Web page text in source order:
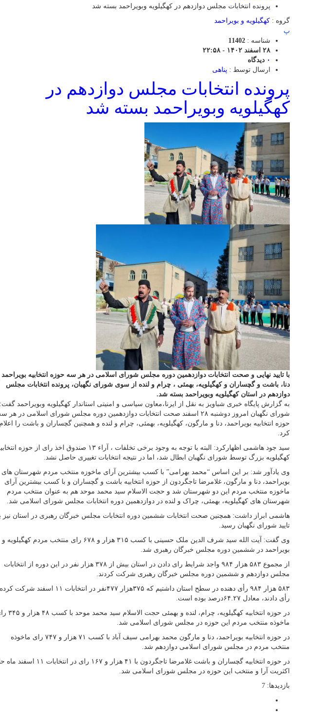
پرونده انتخابات مجلس دوازدهم در کهگیلویه وبویراحمد بسته شد
گروه : کهگیلویه و بویراحمد
پ
شناسه : 11402
۲۸ اسفند ۱۴۰۲ - ۲۲:۵۸
۰ دیدگاه
ارسال توسط : پناهی
پرونده انتخابات مجلس دوازدهم در
کهگیلویه وبویراحمد بسته شد
با تایید نهایی و صحت انتخابات دوازدهمین دوره مجلس شورای اسلامی در هر سه حوزه انتخابیه بویراحمد
دنا، باشت و گچساران و کهگیلویه، بهمئی ، چرام و لنده از سوی شورای نگهبان، پرونده انتخابات مجلس
دوازدهم در استان کهگیلویه وبویراحمد بسته شد.
به گزارش پایگاه خبری شباویز به نقل از ایرنا،معاون سیاسی و امنیتی استاندار کهگیلویه وبویراحمد گفت:
شورای نگهبان امروز دوشنبه ۲۸ اسفند صحت انتخابات دوازدهمین دوره مجلس شورای اسلامی در هر
حوزه انتخابیه بویراحمد، دنا و مارگون، کهگیلویه، بهمئی، چرام و لنده و همچنین گچساران و باشت را اعلام
کرد.
سید جود هاشمی اظهارکرد: البته با توجه به وجود برخی تخلفات ، آراء ۱۳ صندوق اخذ رای از حوزه
کهگیلویه بزرگ توسط شورای نگهبان ابطال شد، اما در نتیجه انتخابات تغییری حاصل نشد.
وی یادآور شد: بر این اساس “محمد بهرامی” با کسب بیشترین آرای ماخوزه منتخب مردم شهرستان های
بویراحمد، دنا و مارگون، غلامرضا تاجگردون از حوزه انتخابیه باشت و گچساران و با کسب بیشترین آرای
ماخوزه منتخب مردم این دو شهرستان شد و حجت الاسلام سید محمد موحد هم به عنوان منتخب مردم
شهرستان های کهگیلویه، بهمئی، چراک و لنده در دوازدهمین دوره انتخابات مجلس شورای اسلامی شد.
هاشمی ابراز داشت: همچنین صحت انتخابات ششمین دوره انتخابات مجلس خبرگان رهبری در استان نیز
تایید شورای نگهبان رسید.
وی گفت: آیت الله سید شرف الدین ملک حسینی با کسب ۳۱۵ هزار و ۶۷۸ رای منتخب مردم کهگیلویه و
بویراحمد در ششمین دوره مجلس خبرگان رهبری شد.
از مجموع ۵۸۳ هزار ۹۸۴ واجد شرایط رای دادن در استان بیش از ۳۷۸ هزار نفر در این دوره از انتخابات
مجلس دوازدهم و ششمین دوره مجلس خبرگان رهبری شرکت کردند.
۵۸۳ هزار ۹۸۴ رأی دهنده در سطح استان داشتیم که ۳۷۵هزار ۴۷۷نفر در انتخابات ۱۱ اسفند
رأی دادند، معادل ۶۴.۲۷درصد بوده است.
در حوزه انتخابیه کهگیلویه، چرام، لنده و بهمئی
ماخوذه منتخب مردم این حوزه در مجلس شورای اسلامی شد.
در حوزه انتخابیه بویراحمد، دنا و مارگون محمد بهرامی سیف آباد با کسب ۷۱ هزار و ۷۴۷ رای ماخوذه
منتخب مردم در مجلس شورای اسلامی دوازدهم شد.
در حوزه انتخابیه گچساران و باشت غلامرضا تاجگردون با ۴۱ هزار و ۱۶۷ رای در انتخابات
اکثریت آرا و منتخب این حوزه در مجلس شورای اسلامی شد.
بازدیدها: 7